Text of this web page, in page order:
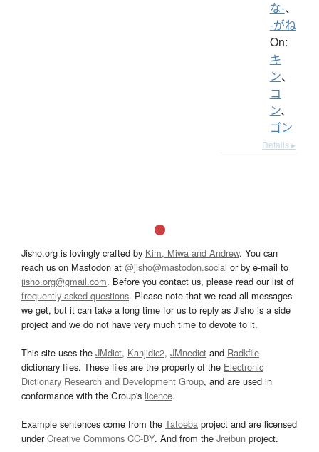
な-、
-がね
On:
キ
ン、
コ
ン、
ゴン
Details ▸
Jisho.org is lovingly crafted by Kim, Miwa and Andrew. You can
reach us on Mastodon at @jisho@mastodon.social or by e-mail to
jisho.org@gmail.com. Before you contact us, please read our list of
frequently asked questions. Please note that we read all messages
we get, but it can take a long time for us to reply as Jisho is a side
project and we do not have very much time to devote to it.
This site uses the JMdict, Kanjidic2, JMnedict and Radkfile
dictionary files. These files are the property of the Electronic
Dictionary Research and Development Group, and are used in
conformance with the Group's licence.
Example sentences come from the Tatoeba project and are licensed
underCreative Commons CC-BY. And from the Jreibun project.